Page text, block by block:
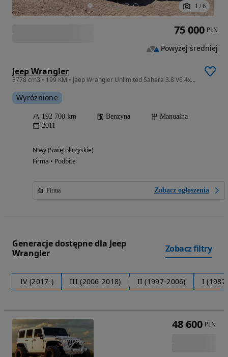
1 / 6
Jeep Wrangler
3778 cm3 • 199 KM • Jeep Wrangler Unlimited Sahara 3.8 V6 4x4 2011 – Manual
Wyróżnione
192 700 km Benzyna
Manualna
2011
Niwy (Świętokrzyskie)
Firma • Podbite
Firma Zobacz ogłoszenia
75 000 PLN
Powyżej średniej
Generacje dostępne dla Jeep
Wrangler
Zobacz filtry
IV (2017-) III (2006-2018) II (1997-2006) I
48 600 PLN